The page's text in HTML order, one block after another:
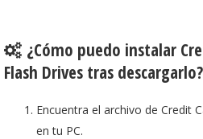
¿Cómo puedo instalar
Flash Drives tras descargarlo?
Encuentra el archivo de Credit
en tu PC.